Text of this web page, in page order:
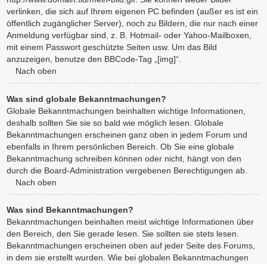
verlinken, die sich auf Ihrem eigenen PC befinden (außer es ist ein
öffentlich zugänglicher Server), noch zu Bildern, die nur nach einer
Anmeldung verfügbar sind, z. B. Hotmail- oder Yahoo-Mailboxen,
mit einem Passwort geschützte Seiten usw. Um das Bild
anzuzeigen, benutze den BBCode-Tag „[img]“.
Nach oben
Was sind globale Bekanntmachungen?
Globale Bekanntmachungen beinhalten wichtige Informationen,
deshalb sollten Sie sie so bald wie möglich lesen. Globale
Bekanntmachungen erscheinen ganz oben in jedem Forum und
ebenfalls in Ihrem persönlichen Bereich. Ob Sie eine globale
Bekanntmachung schreiben können oder nicht, hängt von den
durch die Board-Administration vergebenen Berechtigungen ab.
Nach oben
Was sind Bekanntmachungen?
Bekanntmachungen beinhalten meist wichtige Informationen über
den Bereich, den Sie gerade lesen. Sie sollten sie stets lesen.
Bekanntmachungen erscheinen oben auf jeder Seite des Forums,
in dem sie erstellt wurden. Wie bei globalen Bekanntmachungen